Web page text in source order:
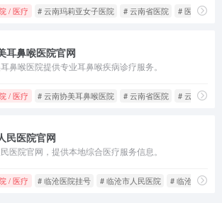
/ 医疗 # 云南玛莉亚女子医院 # 云南省医院 # 医院/医疗
耳鼻喉医院官网
鼻喉医院提供专业耳鼻喉疾病诊疗服务。
/ 医疗 # 云南协美耳鼻喉医院 # 云南省医院 # 云南耳鼻
民医院官网
医院官网，提供本地综合医疗服务信息。
/ 医疗 # 临沧医院挂号 # 临沧市人民医院 # 临沧市人民